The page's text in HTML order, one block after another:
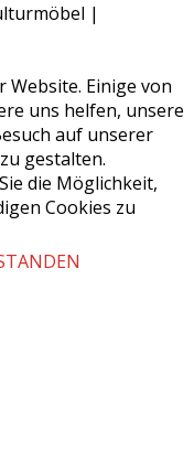
|
Einige von
uns helfen, unsere
auf unserer
gestalten.
die Möglichkeit,
Cookies zu